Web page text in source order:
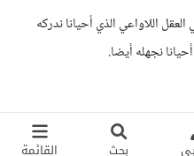
بحث القائمة
اللاواعي الذي أحيانا ندركه
نجهله أيضا.